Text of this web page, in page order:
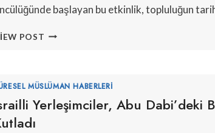
başlayan bu etkinlik, topluluğun
POST SOYKIRIMA
ARAP
MIRASLARINI
MÜSLÜMAN HABERLERI
Yerleşimciler, Abu Dabi’deki